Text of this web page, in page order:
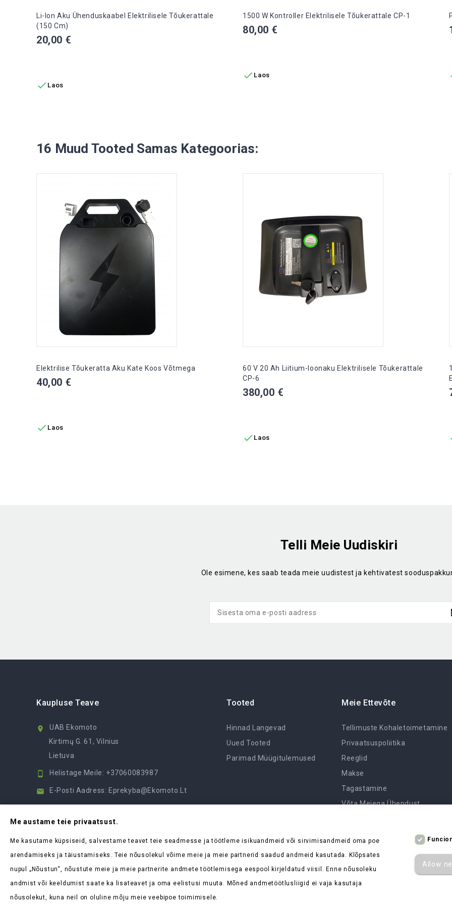
Li-Ion Aku Ühenduskaabel Elektrilisele Tõukerattale
(150 Cm)
Hind
20,00 €
 Laos
1500 W Kontroller Elektrilisele Tõukerattale CP-1
Hind
80,00 €
 Laos
16 Muud Tooted Samas Kategoorias:
Elektrilise Tõukeratta Aku Kate Koos Võtmega
Hind
40,00 €
 Laos
60 V 20 Ah Liitium-Ioonaku Elektrilisele Tõukerattale
CP-6
Hind
380,00 €
 Laos
Telli Meie Uudiskiri
Ole esimene, kes saab teada meie uudistest ja kehtivatest
Kaupluse Teave

UAB Ekomoto
Kirtimų G. 61, Vilnius
Lietuva
 Helistage Meile: +37060083987
 E-Posti Aadress: Eprekyba@ekomoto.lt
Tooted
Hinnad Langevad
Uued Tooted
Parimad Müügitulemused
Meie Ettevõte
Tellimuste Kohaletoimetamine
Privaatsuspoliitika
Reeglid
Makse
Tagastamine
Võta Meiega Ühendust
Me austame teie privaatsust.
Me kasutame küpsiseid, salvestame teavet teie seadmesse ja töötleme isikuandmeid või sirvimisandmeid oma poe
arendamiseks ja täiustamiseks. Teie nõusolekul võime meie ja meie partnerid saadud andmeid kasutada. Klõpsates
nupul „Nõustun“, nõustute meie ja meie partnerite andmete töötlemisega eespool kirjeldatud viisil. Enne nõusoleku
andmist või keeldumist saate ka lisateavet ja oma eelistusi muuta. Mõned andmetöötlusliigid ei vaja kasutaja
nõusolekut, kuna neil on oluline mõju meie veebipoe toimimisele.
Allow